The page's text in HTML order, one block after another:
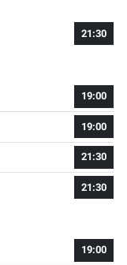
21:30
19:00
19:00
21:30
21:30
19:00